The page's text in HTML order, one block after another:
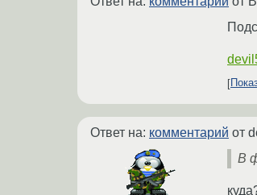
Ответ на: комментарий от
В